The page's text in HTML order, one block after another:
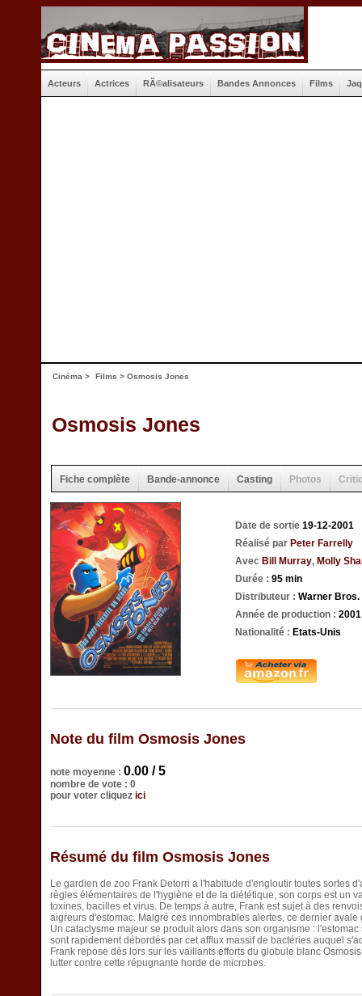
Acteurs Actrices RÃ©alisateurs Bandes Annonces Films
Cinéma > Films > Osmosis Jones
Osmosis Jones
Fiche complète Bande-annonce Casting Photos
Date de sortie 19-12-2001
Réalisé par Peter Farrelly
Avec Bill Murray, Molly
Durée : 95 min
Distributeur : Warner Bros.
Année de production : 2001
Nationalité : Etats-Unis
Note du film Osmosis Jones
note moyenne : 0.00 / 5
nombre de vote : 0
pour voter cliquez ici
Résumé du film Osmosis Jones
Le gardien de zoo Frank Detorri a l'habitude d'engloutir toutes sortes
règles élémentaires de l'hygiène et de la diététique, son corps est un
toxines, bacilles et virus. De temps à autre, Frank est sujet à des
aigreurs d'estomac. Malgré ces innombrables alertes, ce dernier
Un cataclysme majeur se produit alors dans son organisme :
sont rapidement débordés par cet afflux massif de bactéries auquel
Frank repose dès lors sur les vaillants efforts du globule blanc
lutter contre cette répugnante horde de microbes.